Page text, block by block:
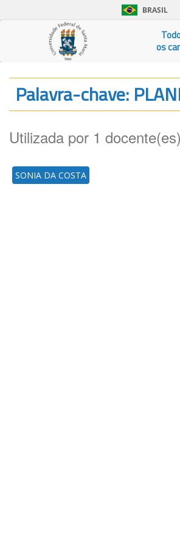
BRASIL
os
Palavra-chave:
Utilizada por 1
SONIA DA COSTA